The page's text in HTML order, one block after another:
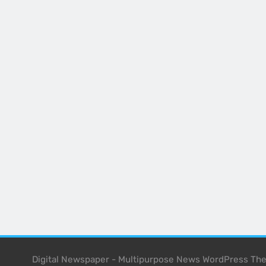
Digital Newspaper - Multipurpose News WordPress